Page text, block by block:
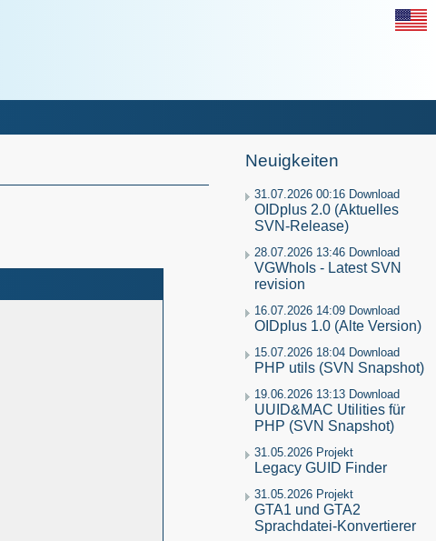
Neuigkeiten
31.07.2026 00:16 Download
OIDplus 2.0 (Aktuelles
SVN-Release)
28.07.2026 13:46 Download
VGWhoIs - Latest SVN
revision
16.07.2026 14:09 Download
OIDplus 1.0 (Alte Version)
15.07.2026 18:04 Download
PHP utils (SVN Snapshot)
19.06.2026 13:13 Download
UUID&MAC Utilities für
PHP (SVN Snapshot)
31.05.2026 Projekt
Legacy GUID Finder
31.05.2026 Projekt
GTA1 und GTA2
Sprachdatei-Konvertierer